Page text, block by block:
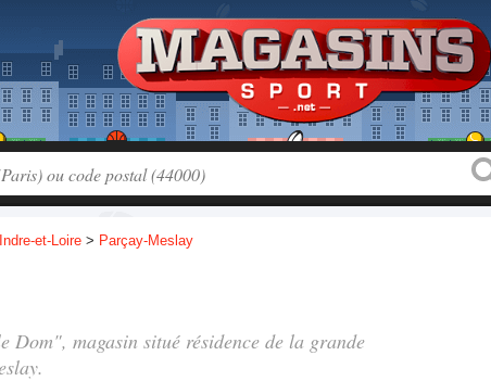
Indre-et-Loire > Parçay-Meslay
Dom", magasin situé résidence de la grande